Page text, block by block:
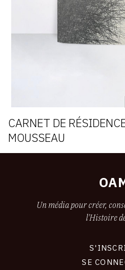
CARNET DE
MOUSSEAU
Un média pour créer,
l'Histoire
SE